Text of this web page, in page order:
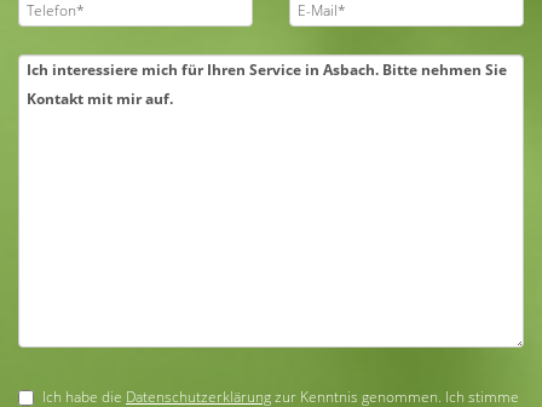
Ich habe die Datenschutzerklärungzur Kenntnis genommen. Ich stimme